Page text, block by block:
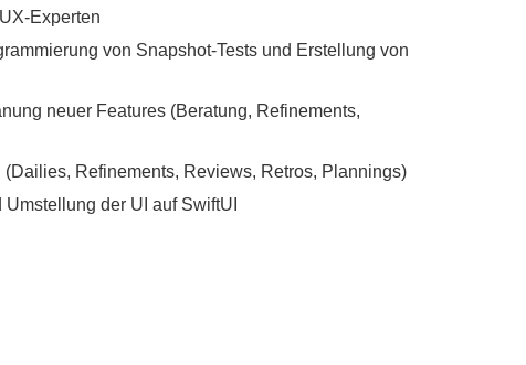
Experten
von Snapshot-Tests und Erstellung von
neuer Features (Beratung, Refinements,
Refinements, Reviews, Retros, Plannings)
der UI auf SwiftUI